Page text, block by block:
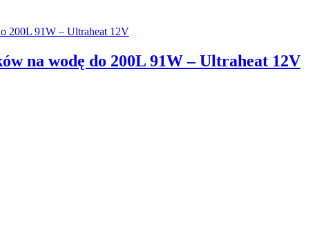
na wodę do 200L 91W – Ultraheat 12V